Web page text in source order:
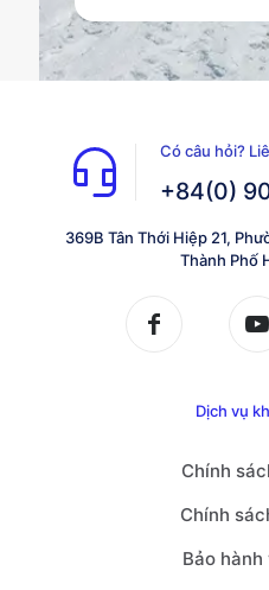
Có câu hỏi?
+84(0)
369B Tân Thới Hiệp 21,
Thành Phố
Dịch vụ
Chính
Chính
Bảo